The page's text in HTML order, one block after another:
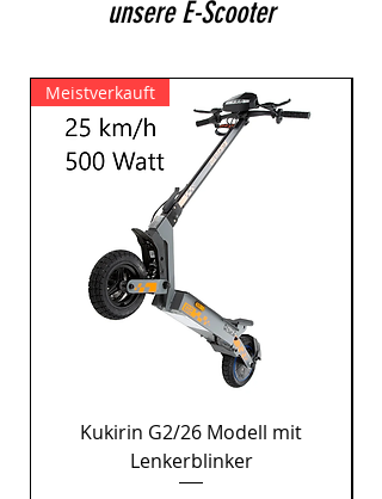
unsere E-Scooter
Meistverkauft
Kukirin G2/26 Modell mit
Lenkerblinker